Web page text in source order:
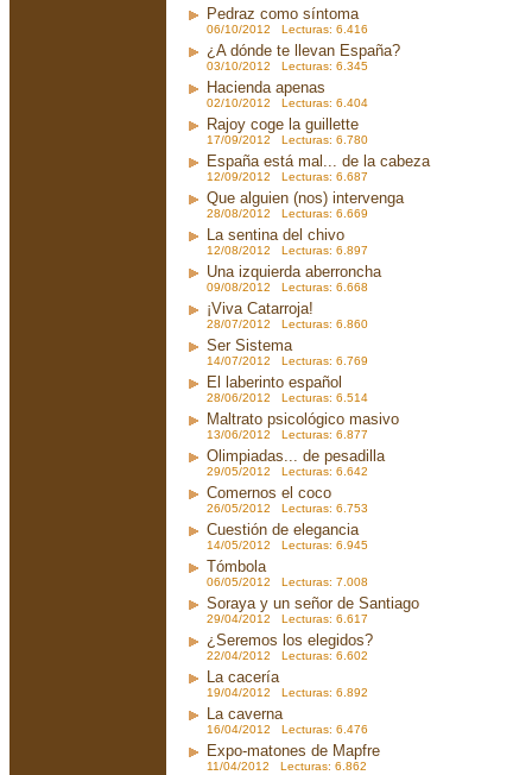
Pedraz como síntoma
06/10/2012 Lecturas: 6.416
¿A dónde te llevan España?
03/10/2012 Lecturas: 6.345
Hacienda apenas
02/10/2012 Lecturas: 6.404
Rajoy coge la guillette
17/09/2012 Lecturas: 6.780
España está mal... de la cabeza
12/09/2012 Lecturas: 6.687
Que alguien (nos) intervenga
28/08/2012 Lecturas: 6.669
La sentina del chivo
12/08/2012 Lecturas: 6.897
Una izquierda aberroncha
09/08/2012 Lecturas: 6.668
¡Viva Catarroja!
28/07/2012 Lecturas: 6.860
Ser Sistema
14/07/2012 Lecturas: 6.769
El laberinto español
28/06/2012 Lecturas: 6.514
Maltrato psicológico masivo
13/06/2012 Lecturas: 6.877
Olimpiadas... de pesadilla
29/05/2012 Lecturas: 6.642
Comernos el coco
26/05/2012 Lecturas: 6.753
Cuestión de elegancia
14/05/2012 Lecturas: 6.945
Tómbola
06/05/2012 Lecturas: 7.008
Soraya y un señor de Santiago
29/04/2012 Lecturas: 6.617
¿Seremos los elegidos?
22/04/2012 Lecturas: 6.602
La cacería
19/04/2012 Lecturas: 6.892
La caverna
16/04/2012 Lecturas: 6.476
Expo-matones de Mapfre
11/04/2012 Lecturas: 6.862